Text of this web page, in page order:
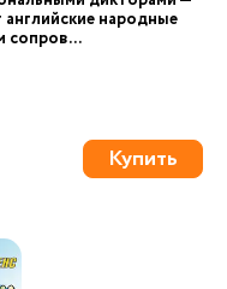
английские народные
сопров...
Купить